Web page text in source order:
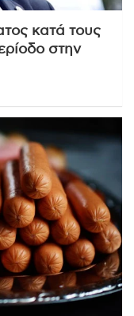
κατά τους
στην